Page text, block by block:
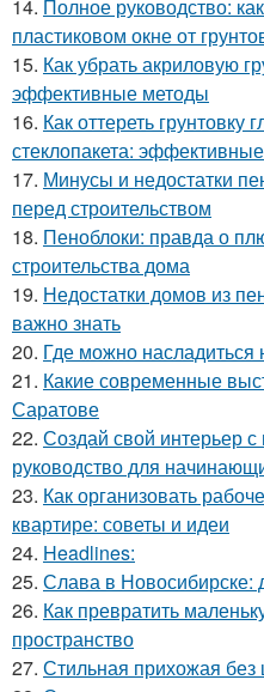
14. Полное руководство:
пластиковом окне от
15. Как убрать акриловую
эффективные методы
16. Как оттереть грунтовку
стеклопакета:
17. Минусы и недостатки
перед строительством
18. Пеноблоки: правда о
строительства дома
19. Недостатки домов из
важно знать
20. Где можно
21. Какие современные
Саратове
22. Создай свой интерьер
руководство для
23. Как организовать
квартире: советы и идеи
24. Headlines:
25. Слава в Новосибирске:
26. Как превратить
пространство
27. Стильная прихожая